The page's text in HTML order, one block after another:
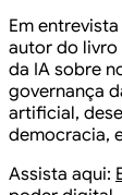
Em
autor do livro
da IA sobre
governança
artificial,
democracia,
Assista aqui: